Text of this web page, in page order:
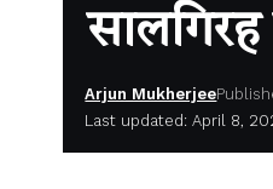
Last updated: April 8,
Arjun Mukherjee